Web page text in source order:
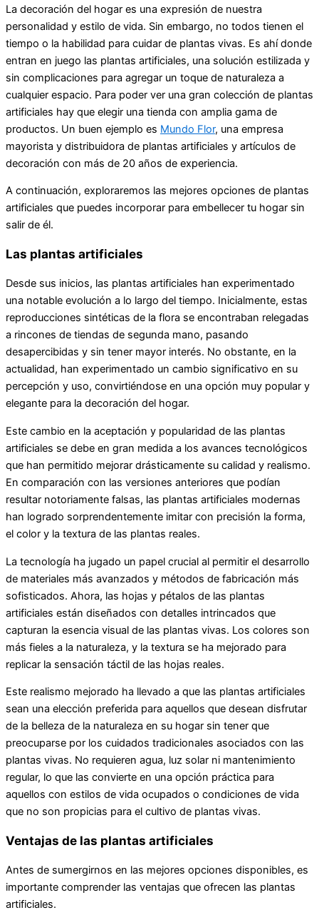
La decoración del hogar es una expresión de nuestra
personalidad y estilo de vida. Sin embargo, no todos tienen el
tiempo o la habilidad para cuidar de plantas vivas. Es ahí donde
entran en juego las plantas artificiales, una solución estilizada y
sin complicaciones para agregar un toque de naturaleza a
cualquier espacio. Para poder ver una gran colección de plantas
artificiales hay que elegir una tienda con amplia gama de
productos. Un buen ejemplo es Mundo Flor, una empresa
mayorista y distribuidora de plantas artificiales y artículos de
decoración con más de 20 años de experiencia.
A continuación, exploraremos las mejores opciones de plantas
artificiales que puedes incorporar para embellecer tu hogar sin
salir de él.
Las plantas artificiales
Desde sus inicios, las plantas artificiales han experimentado
una notable evolución a lo largo del tiempo. Inicialmente, estas
reproducciones sintéticas de la flora se encontraban relegadas
a rincones de tiendas de segunda mano, pasando
desapercibidas y sin tener mayor interés. No obstante, en la
actualidad, han experimentado un cambio significativo en su
percepción y uso, convirtiéndose en una opción muy popular y
elegante para la decoración del hogar.
Este cambio en la aceptación y popularidad de las plantas
artificiales se debe en gran medida a los avances tecnológicos
que han permitido mejorar drásticamente su calidad y realismo.
En comparación con las versiones anteriores que podían
resultar notoriamente falsas, las plantas artificiales modernas
han logrado sorprendentemente imitar con precisión la forma,
el color y la textura de las plantas reales.
La tecnología ha jugado un papel crucial al permitir el desarrollo
de materiales más avanzados y métodos de fabricación más
sofisticados. Ahora, las hojas y pétalos de las plantas
artificiales están diseñados con detalles intrincados que
capturan la esencia visual de las plantas vivas. Los colores son
más fieles a la naturaleza, y la textura se ha mejorado para
replicar la sensación táctil de las hojas reales.
Este realismo mejorado ha llevado a que las plantas artificiales
sean una elección preferida para aquellos que desean disfrutar
de la belleza de la naturaleza en su hogar sin tener que
preocuparse por los cuidados tradicionales asociados con las
plantas vivas. No requieren agua, luz solar ni mantenimiento
regular, lo que las convierte en una opción práctica para
aquellos con estilos de vida ocupados o condiciones de vida
que no son propicias para el cultivo de plantas vivas.
Ventajas de las plantas artificiales
Antes de sumergirnos en las mejores opciones disponibles, es
importante comprender las ventajas que ofrecen las plantas
artificiales.